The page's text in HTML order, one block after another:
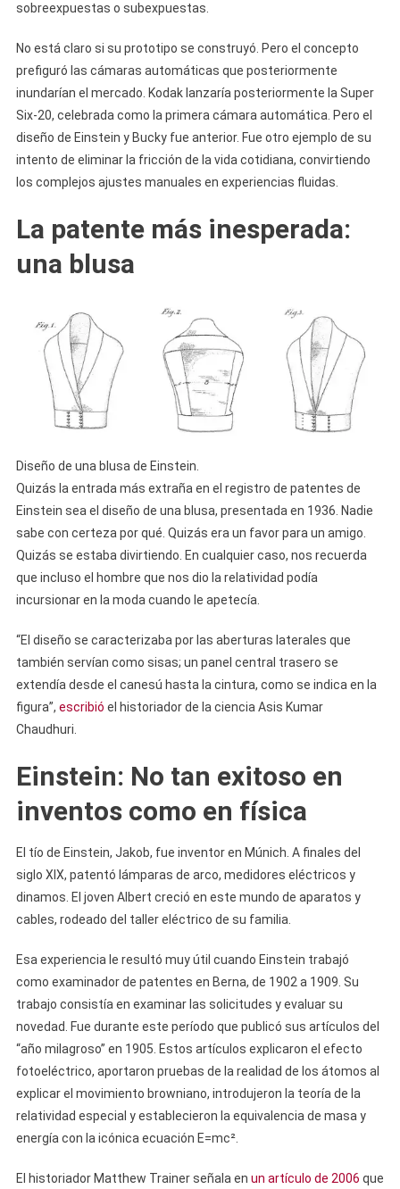
sobreexpuestas o subexpuestas.
No está claro si su prototipo se construyó. Pero el concepto
prefiguró las cámaras automáticas que posteriormente
inundarían el mercado. Kodak lanzaría posteriormente la Super
Six-20, celebrada como la primera cámara automática. Pero el
diseño de Einstein y Bucky fue anterior. Fue otro ejemplo de su
intento de eliminar la fricción de la vida cotidiana, convirtiendo
los complejos ajustes manuales en experiencias fluidas.
La patente más inesperada:
una blusa
Diseño de una blusa de Einstein.
Quizás la entrada más extraña en el registro de patentes de
Einstein sea el diseño de una blusa, presentada en 1936. Nadie
sabe con certeza por qué. Quizás era un favor para un amigo.
Quizás se estaba divirtiendo. En cualquier caso, nos recuerda
que incluso el hombre que nos dio la relatividad podía
incursionar en la moda cuando le apetecía.
“El diseño se caracterizaba por las aberturas laterales que
también servían como sisas; un panel central trasero se
extendía desde el canesú hasta la cintura, como se indica en la
figura”, escribió el historiador de la ciencia Asis Kumar
Chaudhuri.
Einstein: No tan exitoso en
inventos como en física
El tío de Einstein, Jakob, fue inventor en Múnich. A finales del
siglo XIX, patentó lámparas de arco, medidores eléctricos y
dinamos. El joven Albert creció en este mundo de aparatos y
cables, rodeado del taller eléctrico de su familia.
Esa experiencia le resultó muy útil cuando Einstein trabajó
como examinador de patentes en Berna, de 1902 a 1909. Su
trabajo consistía en examinar las solicitudes y evaluar su
novedad. Fue durante este período que publicó sus artículos del
“año milagroso” en 1905. Estos artículos explicaron el efecto
fotoeléctrico, aportaron pruebas de la realidad de los átomos al
explicar el movimiento browniano, introdujeron la teoría de la
relatividad especial y establecieron la equivalencia de masa y
energía con la icónica ecuación E=mc².
El historiador Matthew Trainer señala en un artículo de 2006 que